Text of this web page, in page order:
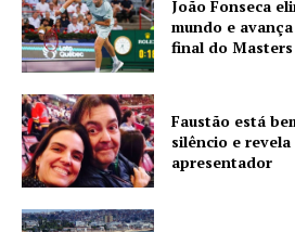
João Fonseca
mundo e
final do Masters
Faustão está
silêncio e
apresentador